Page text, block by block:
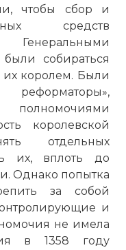
чтобы сбор и
средств
Генеральными
собираться
их королем. Были
королевской
отдельных
их, вплоть до
Однако попытка
за собой
и
не имела
в 1358 году